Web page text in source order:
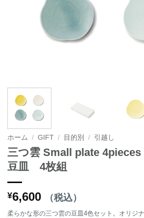
ホーム / GIFT / 目的別 / 引越し
三つ雲 Small plate 4pieces
豆皿 4枚組
¥6,600 （税込）
柔らかな形の三つ雲の豆皿4色セット。オリジ